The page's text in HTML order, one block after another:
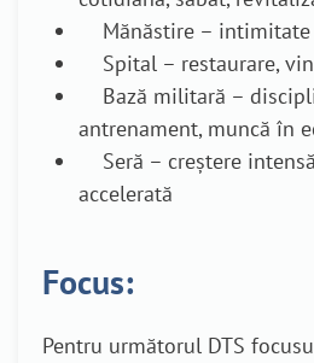
Mănăstire – intimitate
Spital – restaurare,
Bază militară –
antrenament, muncă în
Seră – creștere
accelerată
Focus:
Pentru următorul DTS